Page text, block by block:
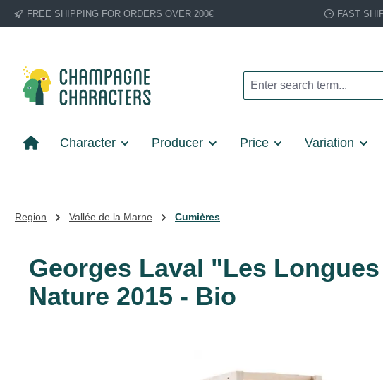
to main content
Skip to search
Skip to main navigation
FREE SHIPPING FOR ORDERS OVER 200€ FAST
Character Producer Price Variation
Region Vallée de la Marne Cumières
Georges Laval "Les
Nature 2015 - Bio